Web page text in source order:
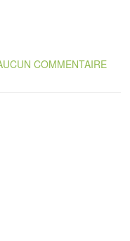
COMMENTAIRE